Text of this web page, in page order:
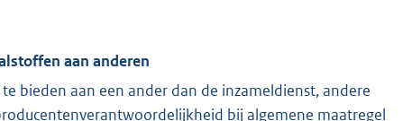
aan anderen
bieden aan een ander dan de inzameldienst, andere
bij algemene maatregel